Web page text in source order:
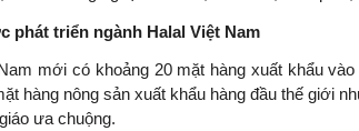
phát triển ngành Halal Việt Nam
mới có khoảng 20 mặt hàng xuất khẩu
hàng nông sản xuất khẩu hàng đầu thế giới
ưa chuộng.